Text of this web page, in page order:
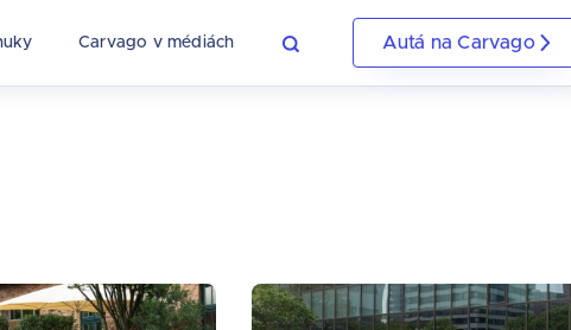
Carvago v médiách Autá na Carvago